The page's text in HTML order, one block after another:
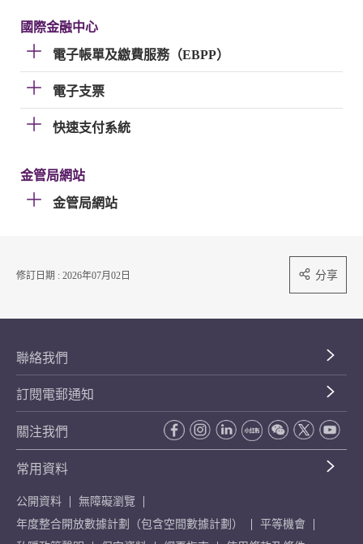
國際金融中心
電子帳單及繳費服務（EBPP）
電子支票
快速支付系統
金管局網站
金管局網站
修訂日期 : 2026年07月02日 分享
聯絡我們
訂閱電郵通知
關注我們
常用資料
公開資料
無障礙瀏覽
年度整合開放數據計劃（包含空間數據計劃）
平等機會